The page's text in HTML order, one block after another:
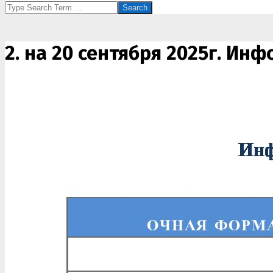
Search
2. на 20 сентября 2025г.